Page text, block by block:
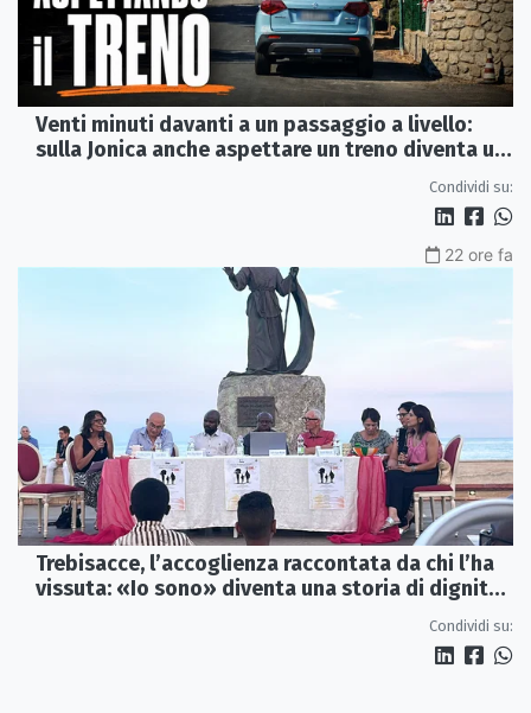
Venti minuti davanti a un passaggio a livello:
sulla Jonica anche aspettare un treno diventa un
Condividi su:
22 ore fa
Trebisacce, l’accoglienza raccontata da chi l’ha
vissuta: «Io sono» diventa una storia di dignità
Condividi su: